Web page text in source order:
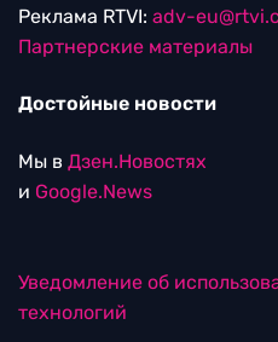
Реклама RTVI: adv-
Партнерские материалы
Достойные новости
Мы в Дзен.Новостях
и Google.News
Уведомление об
технологий